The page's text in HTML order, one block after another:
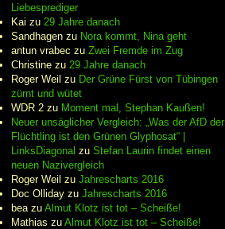
Liebesprediger
Kai zu 29 Jahre danach
Sandhagenzu Nora kommt, Nina geht
antun vrabec zu Zwei Fremde im Zug
Christinezu 29 Jahre danach
Roger Weil zu Der Grüne Fürst von Tübingen
zürnt und wütet
WDR 2zu Moment mal, Stephan Kaußen!
Neuer unsäglicher Vergleich: „Was der AfD der
Flüchtling ist den Grünen Glyphosat“ |
LinksDiagonal zu Stefan Laurin findet einen
neuen Nazivergleich
Roger Weil zu Jahrescharts 2016
Doc Ollidayzu Jahrescharts 2016
beazu Almut Klotz ist tot – Scheiße!
Mathias zu Almut Klotz ist tot – Scheiße!